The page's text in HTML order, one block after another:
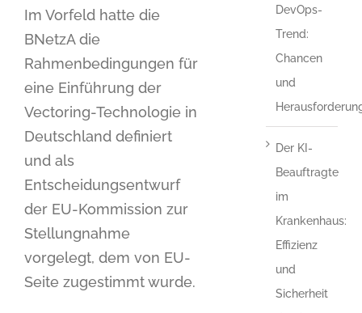
Im Vorfeld hatte die
BNetzA die
Rahmenbedingungen für
eine Einführung der
Vectoring-Technologie in
Deutschland definiert
und als
Entscheidungsentwurf
der EU-Kommission zur
Stellungnahme
vorgelegt, dem von EU-
Seite zugestimmt wurde.
DevOps-
Trend:
Chancen
und
Der KI-
Beauftragte
im
Krankenhaus:
Effizienz
und
Sicherheit